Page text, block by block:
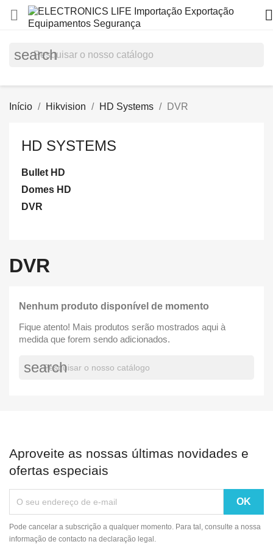
 
search
Início Hikvision HD Systems DVR
HD SYSTEMS
Bullet HD
Domes HD
DVR
DVR
Nenhum produto disponível de momento
Fique atento! Mais produtos serão mostrados aqui à
medida que forem sendo adicionados.
search
Aproveite as nossas últimas novidades e
ofertas especiais
Pode cancelar a subscrição a qualquer momento. Para tal, consulte a nossa
informação de contacto na declaração legal.